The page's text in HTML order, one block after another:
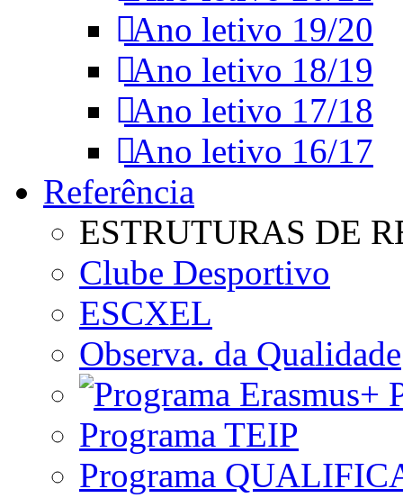
Ano letivo 19/20
Ano letivo 18/19
Ano letivo 17/18
Ano letivo 16/17
Referência
ESTRUTURAS DE
Clube Desportivo
ESCXEL
Observa. da Qualidade
Programa TEIP
Programa